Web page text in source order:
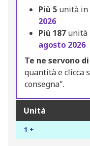
Più 5 unità in
2026
Più 187 unità
agosto 2026
Te ne servono
quantità e clicca
consegna".
Unità
1 +